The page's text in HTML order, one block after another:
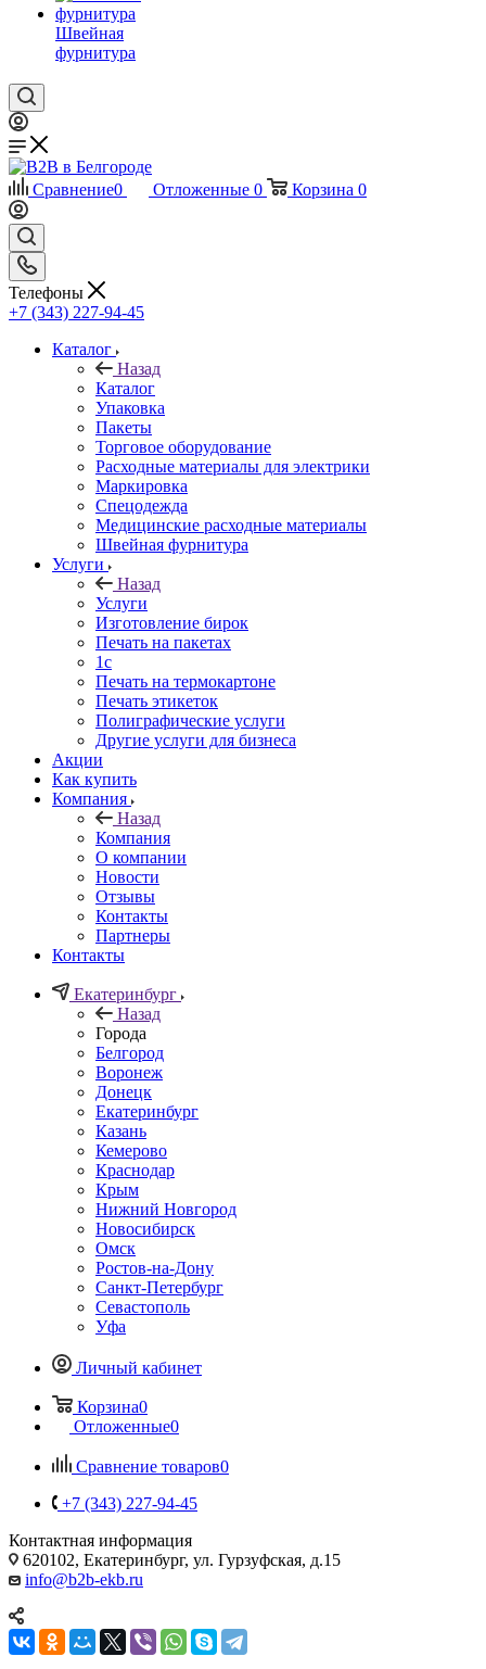
Швейная
фурнитура
Сравнение0 Отложенные 0 Корзина 0
Телефоны
+7 (343) 227-94-45
Каталог
Назад
Каталог
Упаковка
Пакеты
Торговое оборудование
Расходные материалы для электрики
Маркировка
Спецодежда
Медицинские расходные материалы
Швейная фурнитура
Услуги
Назад
Услуги
Изготовление бирок
Печать на пакетах
1c
Печать на термокартоне
Печать этикеток
Полиграфические услуги
Другие услуги для бизнеса
Акции
Как купить
Компания
Назад
Компания
О компании
Новости
Отзывы
Контакты
Партнеры
Контакты
Екатеринбург
Назад
Города
Белгород
Воронеж
Донецк
Екатеринбург
Казань
Кемерово
Краснодар
Крым
Нижний Новгород
Новосибирск
Омск
Ростов-на-Дону
Санкт-Петербург
Севастополь
Уфа
Личный кабинет
Корзина0
Отложенные0
Сравнение товаров0
+7 (343) 227-94-45
Контактная информация
620102, Екатеринбург, ул. Гурзуфская, д.15
info@b2b-ekb.ru